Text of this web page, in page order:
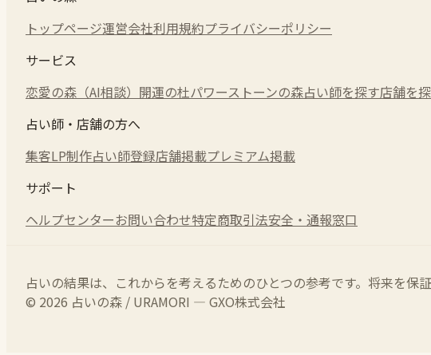
トップページ運営会社利用規約プライバシーポリシー
サービス
恋愛の森（AI相談） 開運の杜パワーストーンの森占い師を探す店舗を
占い師・店舗の方へ
集客LP制作占い師登録店舗掲載プレミアム掲載
サポート
ヘルプセンターお問い合わせ特定商取引法安全・通報窓口
占いの結果は、これからを考えるためのひとつの参考です。将来を保
© 2026 占いの森 / URAMORI — GXO株式会社